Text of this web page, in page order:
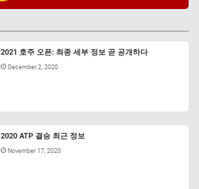
2021 호주 오픈: 최종 세부 정보 곧 공개하다
December 2, 2020
2020 ATP 결승 최근 정보
November 17, 2020